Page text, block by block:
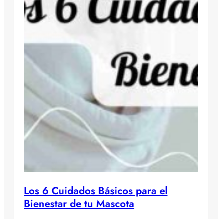
Los 6 Cuidados Básicos para el
Bienestar de tu Mascota